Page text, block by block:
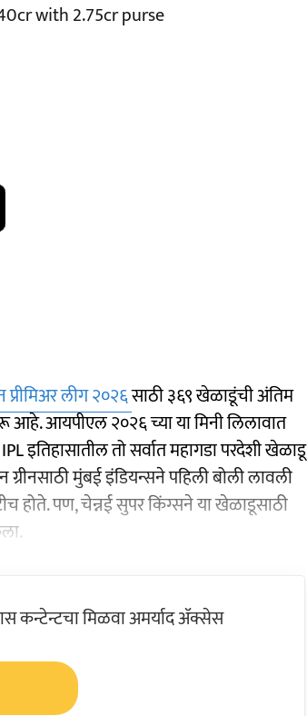
with 2.75cr purse
प्रीमिअर लीग २०२६साठी ३६९ खेळाडूंची अंतिम
आयपीएल २०२६ च्या या मिनी लिलावात
इतिहासातील तो सर्वात महागडा परदेशी खेळाडू
मुंबई इंडियन्सने पहिली बोली लावली
होते. पण, चेन्नई सुपर किंग्सने या खेळाडूसाठी
कन्टेन्टचा मिळवा अमर्याद ॲक्सेस